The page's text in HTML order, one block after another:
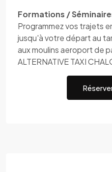
Formations /
Programmez vos trajets
jusqu'à votre départ au
aux moulins aeroport de
ALTERNATIVE TAXI